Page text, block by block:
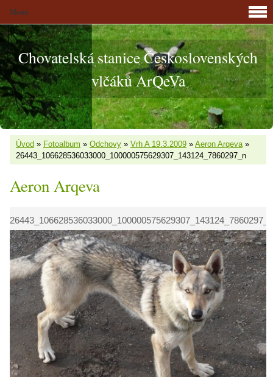
Chovatelská stanice Československých
vlčáků ArQeVa
Úvod » Fotoalbum » Odchovy » Vrh A 19.3.2009 » Aeron Arqeva»
26443_106628536033000_100000575629307_143124_7860297_n
Aeron Arqeva
26443_106628536033000_100000575629307_143124_7860297_n
Menu